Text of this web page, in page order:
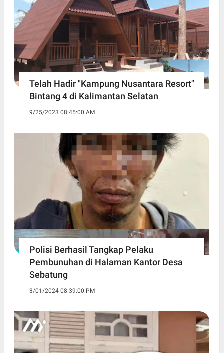
Telah Hadir "Kampung Nusantara Resort"
Bintang 4 di Kalimantan Selatan
9/25/2023 08:45:00 AM
Polisi Berhasil Tangkap Pelaku
Pembunuhan di Halaman Kantor Desa
Sebatung
3/01/2024 08:39:00 PM